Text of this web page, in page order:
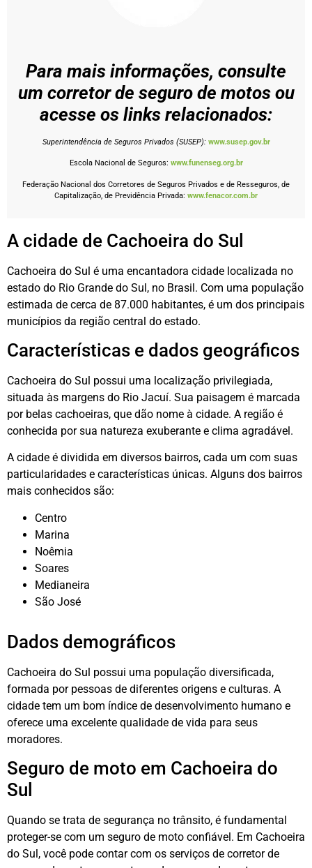
Para mais informações, consulte
um corretor de seguro de motos ou
acesse os links relacionados:
Superintendência de Seguros Privados (SUSEP): www.susep.gov.br
Escola Nacional de Seguros: www.funenseg.org.br
Federação Nacional dos Corretores de Seguros Privados e de Resseguros, de
Capitalização, de Previdência Privada: www.fenacor.com.br
A cidade de Cachoeira do Sul
Cachoeira do Sul é uma encantadora cidade localizada no
estado do Rio Grande do Sul, no Brasil. Com uma população
estimada de cerca de 87.000 habitantes, é um dos principais
municípios da região central do estado.
Características e dados geográficos
Cachoeira do Sul possui uma localização privilegiada,
situada às margens do Rio Jacuí. Sua paisagem é marcada
por belas cachoeiras, que dão nome à cidade. A região é
conhecida por sua natureza exuberante e clima agradável.
A cidade é dividida em diversos bairros, cada um com suas
particularidades e características únicas. Alguns dos bairros
mais conhecidos são:
Centro
Marina
Noêmia
Soares
Medianeira
São José
Dados demográficos
Cachoeira do Sul possui uma população diversificada,
formada por pessoas de diferentes origens e culturas. A
cidade tem um bom índice de desenvolvimento humano e
oferece uma excelente qualidade de vida para seus
moradores.
Seguro de moto em Cachoeira do
Sul
Quando se trata de segurança no trânsito, é fundamental
proteger-se com um seguro de moto confiável. Em Cachoeira
do Sul, você pode contar com os serviços de corretor de